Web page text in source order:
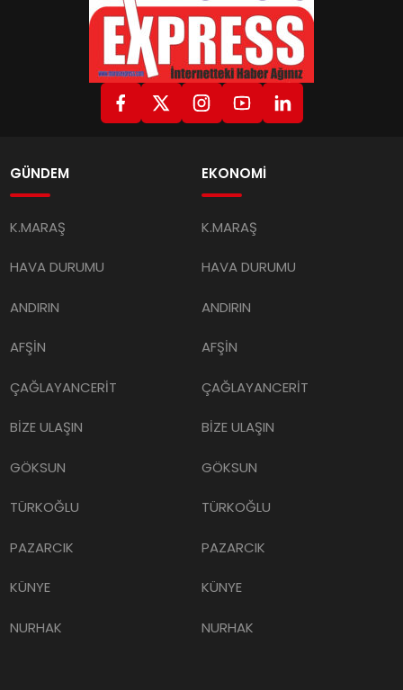
GÜNDEM
K.MARAŞ
HAVA DURUMU
ANDIRIN
AFŞİN
ÇAĞLAYANCERİT
BİZE ULAŞIN
GÖKSUN
TÜRKOĞLU
PAZARCIK
KÜNYE
NURHAK
EKONOMİ
K.MARAŞ
HAVA DURUMU
ANDIRIN
AFŞİN
ÇAĞLAYANCERİT
BİZE ULAŞIN
GÖKSUN
TÜRKOĞLU
PAZARCIK
KÜNYE
NURHAK